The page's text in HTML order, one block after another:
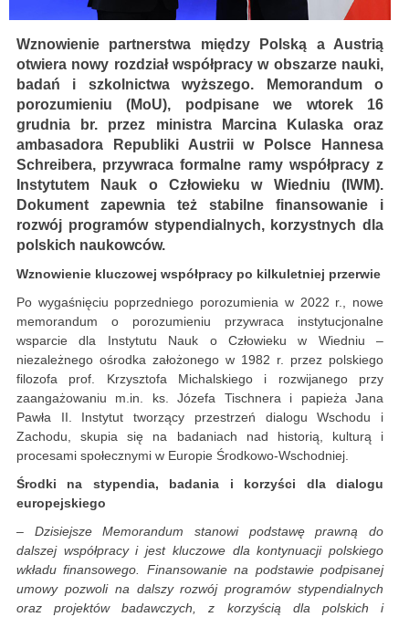
Wznowienie partnerstwa między Polską a Austrią
otwiera nowy rozdział współpracy w obszarze nauki,
badań i szkolnictwa wyższego. Memorandum o
porozumieniu (MoU), podpisane we wtorek 16
grudnia br. przez ministra Marcina Kulaska oraz
ambasadora Republiki Austrii w Polsce Hannesa
Schreibera, przywraca formalne ramy współpracy z
Instytutem Nauk o Człowieku w Wiedniu (IWM).
Dokument zapewnia też stabilne finansowanie i
rozwój programów stypendialnych, korzystnych dla
polskich naukowców.
Wznowienie kluczowej współpracy po kilkuletniej przerwie
Po wygaśnięciu poprzedniego porozumienia w 2022 r., nowe
memorandum o porozumieniu przywraca instytucjonalne
wsparcie dla Instytutu Nauk o Człowieku w Wiedniu –
niezależnego ośrodka założonego w 1982 r. przez polskiego
filozofa prof. Krzysztofa Michalskiego i rozwijanego przy
zaangażowaniu m.in. ks. Józefa Tischnera i papieża Jana
Pawła II. Instytut tworzący przestrzeń dialogu Wschodu i
Zachodu, skupia się na badaniach nad historią, kulturą i
procesami społecznymi w Europie Środkowo-Wschodniej.
Środki na stypendia, badania i korzyści dla dialogu
europejskiego
– Dzisiejsze Memorandum stanowi podstawę prawną do
dalszej współpracy i jest kluczowe dla kontynuacji polskiego
wkładu finansowego. Finansowanie na podstawie podpisanej
umowy pozwoli na dalszy rozwój programów stypendialnych
oraz projektów badawczych, z korzyścią dla polskich i